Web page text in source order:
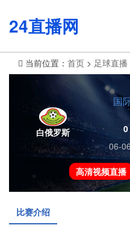
24直播网
当前位置： 首页 > 足球直播
白俄罗斯
国
06-
高清视频直播